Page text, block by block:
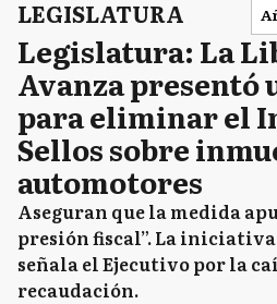
LEGISLATURA
Legislatura: La
Avanza presentó
para eliminar el
Sellos sobre
automotores
Aseguran que la medida
presión fiscal”. La iniciativa
señala el Ejecutivo por la
recaudación.